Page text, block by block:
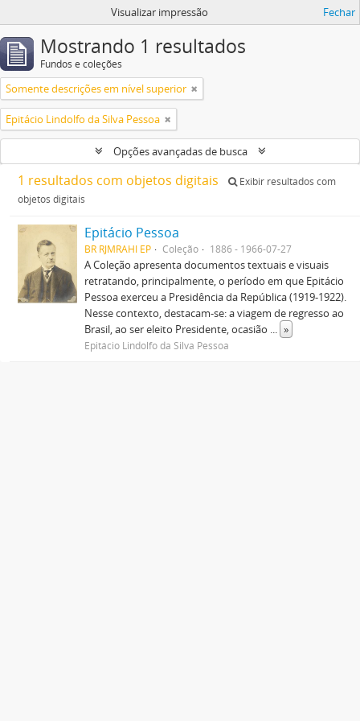
Visualizar impressão Fechar
Mostrando 1 resultados
Fundos e coleções
Somente descrições em nível superior
Epitácio Lindolfo da Silva Pessoa
Opções avançadas de busca
1 resultados com objetos digitais
Exibir resultados com
objetos digitais
Epitácio Pessoa
BR RJMRAHI EP Coleção 1886 - 1966-07-27
A Coleção apresenta documentos textuais e visuais
retratando, principalmente, o período em que Epitácio
Pessoa exerceu a Presidência da República (1919-1922).
Nesse contexto, destacam-se: a viagem de regresso ao
Brasil, ao ser eleito Presidente, ocasião ... »
Epitácio Lindolfo da Silva Pessoa